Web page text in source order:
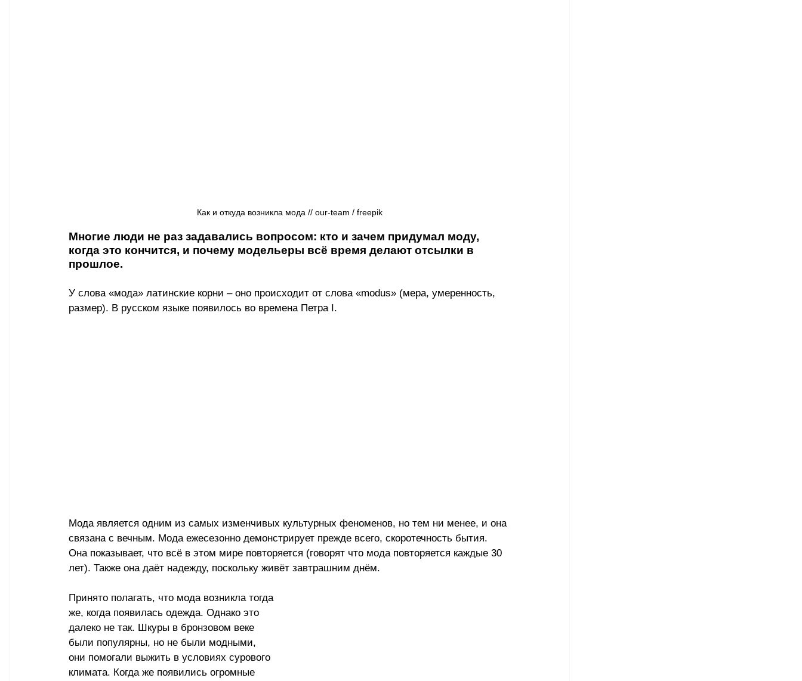
Как и откуда возникла мода // our-team / freepik
Многие люди не раз задавались вопросом: кто и зачем придумал моду,
когда это кончится, и почему модельеры всё время делают отсылки в
прошлое.
У слова «мода» латинские корни – оно происходит от слова «modus» (мера, умеренность,
размер). В русском языке появилось во времена Петра I.
Мода является одним из самых изменчивых культурных феноменов, но тем ни менее, и она
связана с вечным. Мода ежесезонно демонстрирует прежде всего, скоротечность бытия.
Она показывает, что всё в этом мире повторяется (говорят что мода повторяется каждые 30
лет). Также она даёт надежду, поскольку живёт завтрашним днём.
Принято полагать, что мода возникла тогда
же, когда появилась одежда. Однако это
далеко не так. Шкуры в бронзовом веке
были популярны, но не были модными,
они помогали выжить в условиях сурового
климата. Когда же появились огромные